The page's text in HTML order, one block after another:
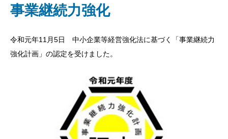
事業継続力強化
令和元年11月5日 中小企業等経営強化法に基づく「事業継続力
強化計画」の認定を受けました。